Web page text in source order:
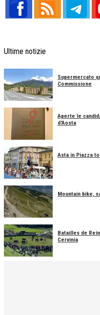
Ultime notizie
Supermercato
Commissione
Aperte le
d'Aosta
Asta in Piazza
Mountain bike,
Batailles de
Cervinia